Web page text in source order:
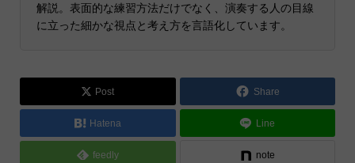
解説。表面的な練習方法だけでなく、演奏する人の目線
に立った細かな視点と考え方を言語化しています。
Post Share
Hatena Line
feedly note